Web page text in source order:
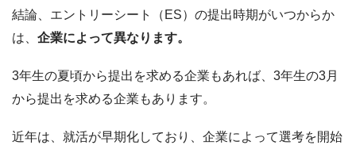
結論、エントリーシート（ES）の提出時期がいつからか
は、 企業によって異なります。
3年生の夏頃から提出を求める企業もあれば、3年生の3月
から提出を求める企業もあります。
近年は、就活が早期化しており、企業によって選考を開始